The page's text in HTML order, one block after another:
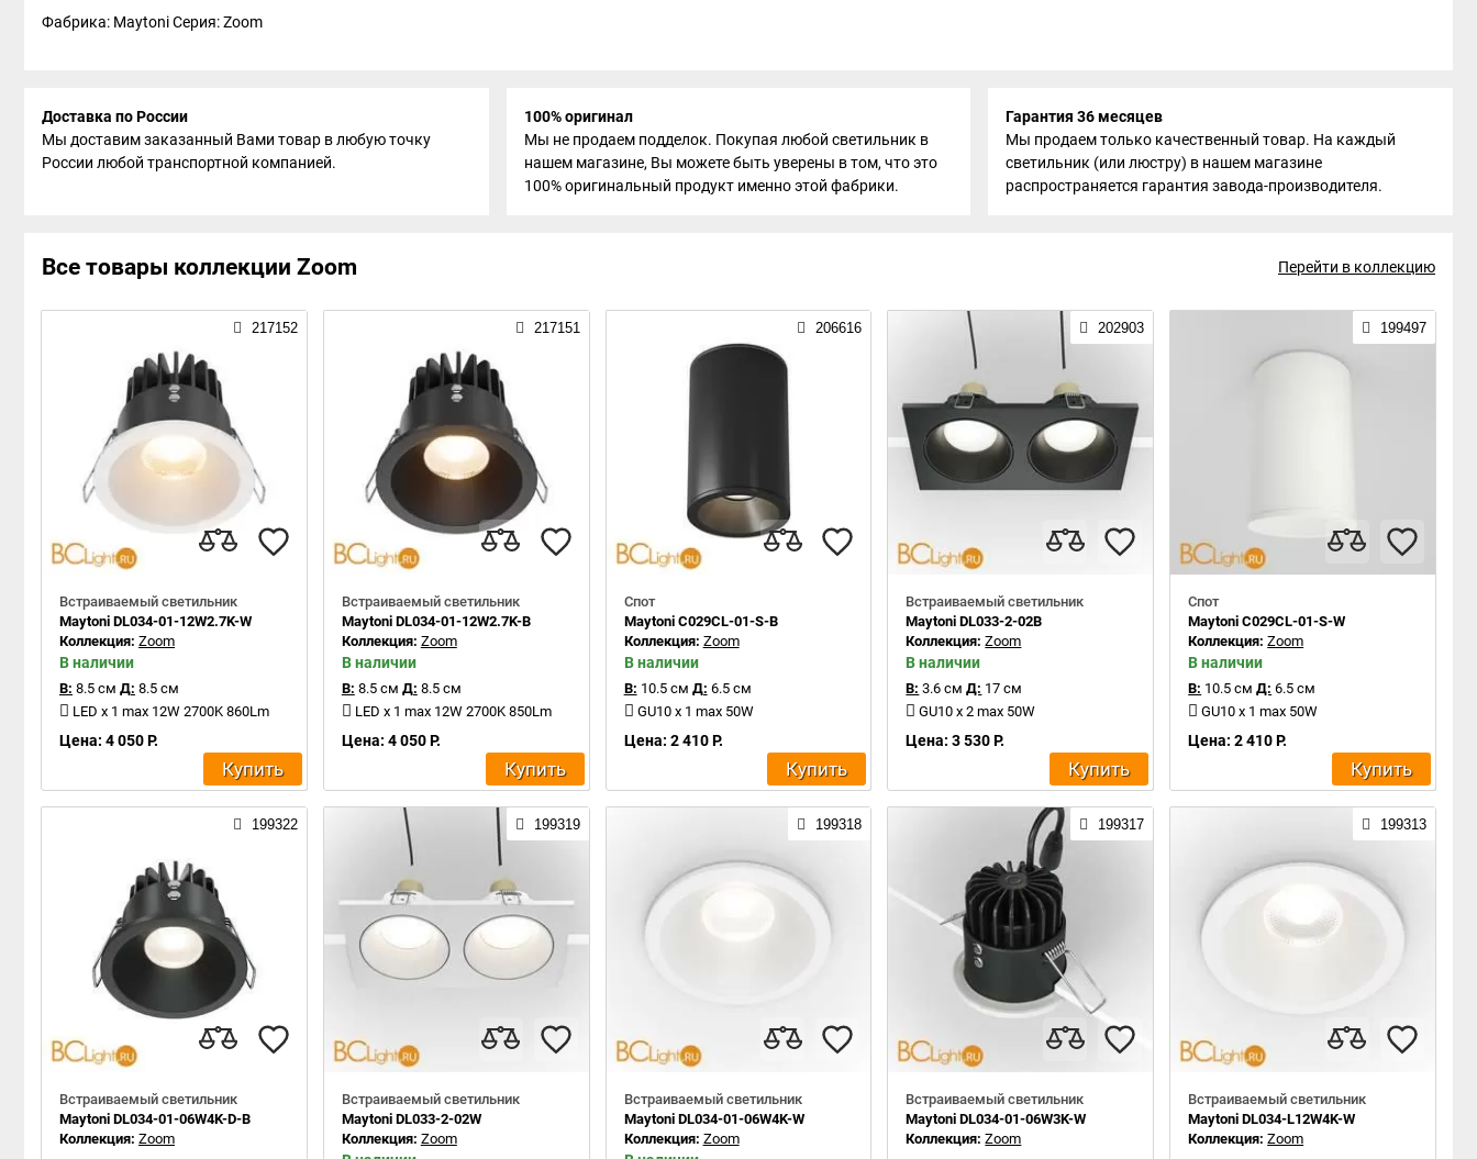
Фабрика: MaytoniСерия: Zoom
Доставка по России
Мы доставим заказанный Вами товар в любую точку
России любой транспортной компанией.
100% оригинал
Мы не продаем подделок. Покупая любой светильник в
нашем магазине, Вы можете быть уверены в том, что это
100% оригинальный продукт именно этой фабрики.
Гарантия 36 месяцев
Мы продаем только качественный товар. На каждый
светильник (или люстру) в нашем магазине
распространяется гарантия завода-производителя.
Все товары коллекции Zoom Перейти в коллекцию
217152
Встраиваемый светильник
Maytoni DL034-01-12W2.7K-W
Коллекция: Zoom
В наличии
В: 8.5 см Д: 8.5 см
LED x 1 max 12W 2700K 860Lm
Цена: 4 050 Р.
Купить
217151
Встраиваемый светильник
Maytoni DL034-01-12W2.7K-B
Коллекция: Zoom
В наличии
В: 8.5 см Д: 8.5 см
LED x 1 max 12W 2700K 850Lm
Цена: 4 050 Р.
Купить
206616
Спот
Maytoni C029CL-01-S-B
Коллекция: Zoom
В наличии
В: 10.5 см Д: 6.5 см
GU10 x 1 max 50W
Цена: 2 410 Р.
Купить
202903
Встраиваемый светильник
Maytoni DL033-2-02B
Коллекция:Zoom
В наличии
В: 3.6 см Д: 17 см
GU10 x 2 max 50W
Цена: 3 530 Р.
Купить
199497
Спот
Maytoni C029CL-01-S-W
Коллекция:Zoom
В наличии
В: 10.5 см Д: 6.5 см
GU10 x 1 max 50W
Цена: 2 410 Р.
Купить
199322
Встраиваемый светильник
Maytoni DL034-01-06W4K-D-B
Коллекция: Zoom
199319
Встраиваемый светильник
Maytoni DL033-2-02W
Коллекция: Zoom
199318
Встраиваемый светильник
Maytoni DL034-01-06W4K-W
Коллекция: Zoom
199317
Встраиваемый светильник
Maytoni DL034-01-06W3K-W
Коллекция:Zoom
199313
Встраиваемый светильник
Maytoni DL034-L12W4K-W
Коллекция:Zoom